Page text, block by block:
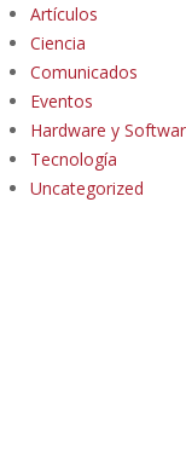
Artículos
Ciencia
Comunicados
Eventos
Hardware y
Tecnología
Uncategorized